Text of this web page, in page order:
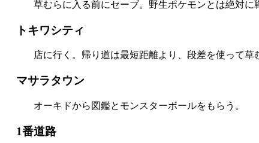
草むらに入る前にセーブ。野生ポケモンとは絶対に
トキワシティ
店に行く。帰り道は最短距離より、段差を使って草
マサラタウン
オーキドから図鑑とモンスターボールをもらう。
1番道路